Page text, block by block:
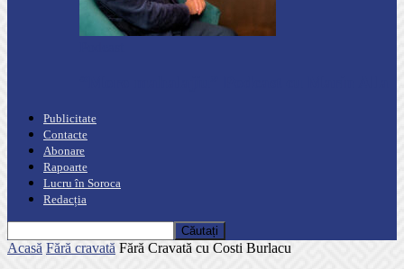
Publicitate
Contacte
Abonare
Rapoarte
Lucru în Soroca
Redacția
Acasă Fără cravată Fără Cravată cu Costi Burlacu